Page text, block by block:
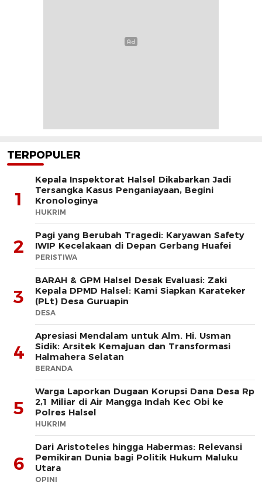
TERPOPULER
1
Kepala Inspektorat Halsel Dikabarkan Jadi
Tersangka Kasus Penganiayaan, Begini
Kronologinya
HUKRIM
2
Pagi yang Berubah Tragedi: Karyawan Safety
IWIP Kecelakaan di Depan Gerbang Huafei
PERISTIWA
3
BARAH & GPM Halsel Desak Evaluasi: Zaki
Kepala DPMD Halsel: Kami Siapkan Karateker
(PLt) Desa Guruapin
DESA
4
Apresiasi Mendalam untuk Alm. Hi. Usman
Sidik: Arsitek Kemajuan dan Transformasi
Halmahera Selatan
BERANDA
5
Warga Laporkan Dugaan Korupsi Dana Desa Rp
2,1 Miliar di Air Mangga Indah Kec Obi ke
Polres Halsel
HUKRIM
6
Dari Aristoteles hingga Habermas: Relevansi
Pemikiran Dunia bagi Politik Hukum Maluku
Utara
OPINI